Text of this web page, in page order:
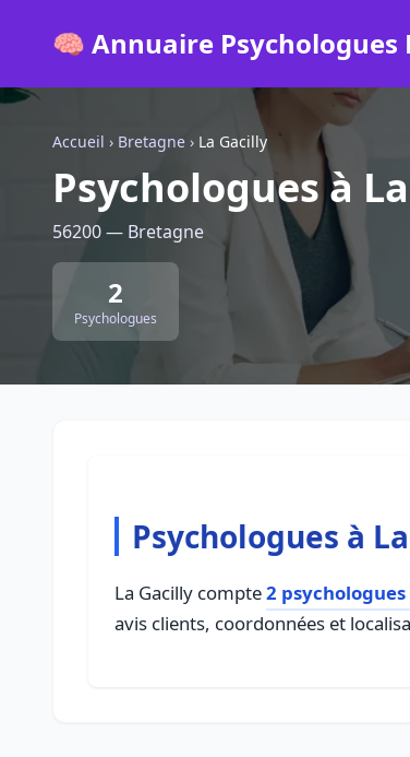
🧠 Annuaire Psychologues
Accueil › Bretagne › La Gacilly
Psychologues à
56200 — Bretagne
2
Psychologues
Psychologues à
La Gacilly compte2 psychologues
avis clients, coordonnées et